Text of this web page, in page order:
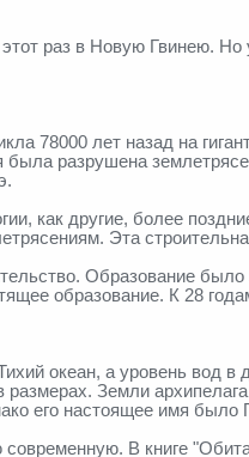
раз в Новую Гвинею.
78000 лет назад на
разрушена
как другие, более
Эта
Образование
образование. К 28
океан, а уровень вод
Земли
его настоящее имя было
В книге